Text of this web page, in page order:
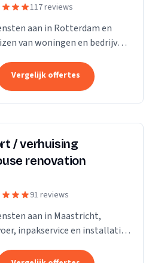
117 reviews
aan in Rotterdam en
van woningen en bedrijven
Vergelijk offertes
/ verhuising
renovation
91 reviews
aan in Maastricht,
inpakservice en installatie